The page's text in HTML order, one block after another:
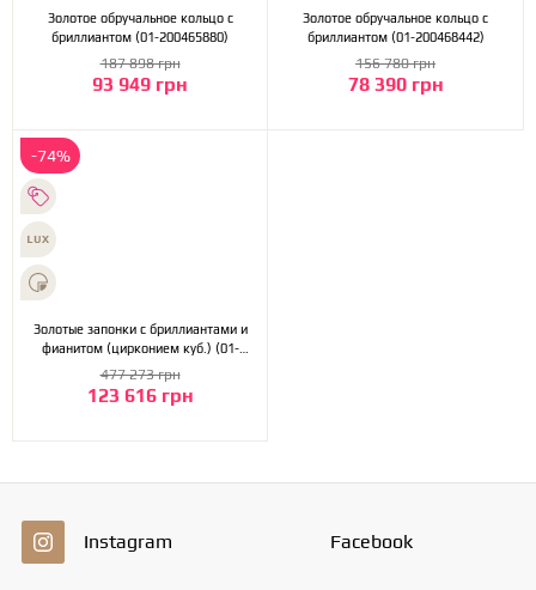
Золотое обручальное кольцо с
бриллиантом (01-200465880)
93 949 грн
187 898 грн
Золотое обручальное кольцо с
бриллиантом (01-200468442)
78 390 грн
156 780 грн
-74%
Золотые запонки с бриллиантами и
фианитом (цирконием куб.) (01-
200257972)
123 616 грн
477 273 грн
Instagram Facebook